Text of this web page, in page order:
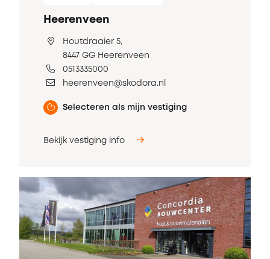
Heerenveen
Houtdraaier 5,
8447 GG Heerenveen
0513335000
heerenveen@skodora.nl
Selecteren als mijn vestiging
Bekijk vestiging info